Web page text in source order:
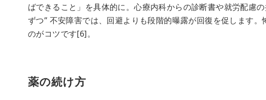
ばできること」を具体的に。心療内科からの診断書や就労配慮
ずつ” 不安障害では、回避よりも段階的曝露が回復を促します
のがコツです[6]。
薬の続け方